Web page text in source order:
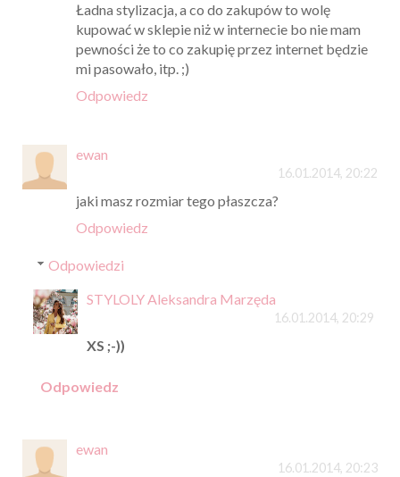
Ładna stylizacja, a co do zakupów to wolę
kupować w sklepie niż w internecie bo nie mam
pewności że to co zakupię przez internet będzie
mi pasowało, itp. ;)
Odpowiedz
ewan
16.01.2014, 20:22
jaki masz rozmiar tego płaszcza?
Odpowiedz
Odpowiedzi
STYLOLY Aleksandra Marzęda
16.01.2014, 20:29
XS ;-))
Odpowiedz
ewan
16.01.2014, 20:23